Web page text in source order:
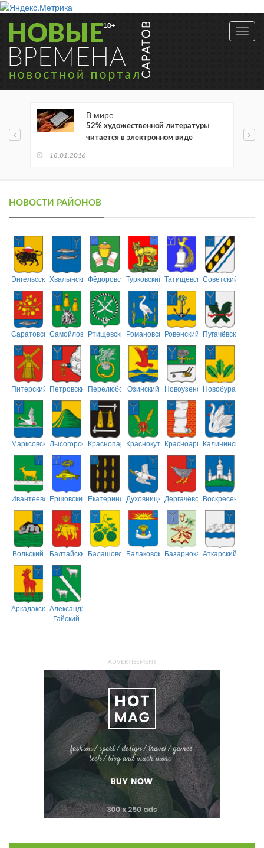
В мире
52% художественной литературы
читается в электронном виде
18.01.2016
НОВОСТИ РАЙОНОВ
ЭнгельсскийХвалынскийФёдоровскийТурковский ТатищевскийСоветский
СаратовскийСамойловскийРтищевскийРомановскийРовенский Пугачёвский
Питерский ПетровскийПерелюбскийОзинский НовоузенскийНовобурасский
МарксовскийЛысогорскийКраснопартизанский
КраснокутскийКрасноармейский
Калининский
ИвантеевскийЕршовский ЕкатериновскийДуховницкийДергачёвскийВоскресенский
Вольский БалтайскийБалашовскийБалаковскийБазарнокарабулакский
Аткарский
АркадакскийАлександрово-
Гайский
ADVERTISEMENT